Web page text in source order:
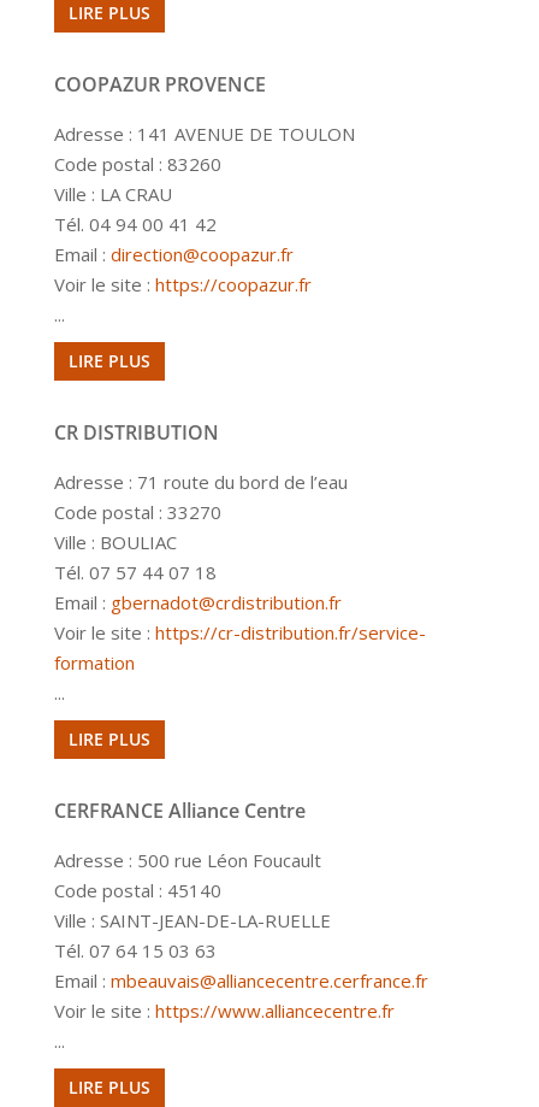
LIRE PLUS
COOPAZUR PROVENCE
Adresse : 141 AVENUE DE TOULON
Code postal : 83260
Ville : LA CRAU
Tél. 04 94 00 41 42
Email : direction@coopazur.fr
Voir le site : https://coopazur.fr
...
LIRE PLUS
CR DISTRIBUTION
Adresse : 71 route du bord de l’eau
Code postal : 33270
Ville : BOULIAC
Tél. 07 57 44 07 18
Email : gbernadot@crdistribution.fr
Voir le site : https://cr-distribution.fr/service-
formation
...
LIRE PLUS
CERFRANCE Alliance Centre
Adresse : 500 rue Léon Foucault
Code postal : 45140
Ville : SAINT-JEAN-DE-LA-RUELLE
Tél. 07 64 15 03 63
Email : mbeauvais@alliancecentre.cerfrance.fr
Voir le site : https://www.alliancecentre.fr
...
LIRE PLUS